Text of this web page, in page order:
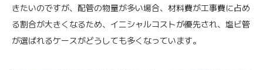
きたいのですが、配管の物量が多い場合、材料費が工事費に占め
る割合が大きくなるため、イニシャルコストが優先され、塩ビ管
が選ばれるケースがどうしても多くなっています。